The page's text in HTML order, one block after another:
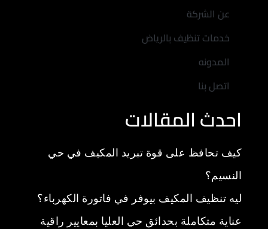
عن الشركة
خدمات تنظيف بالرياض
المدونه
اتصل بنا
احدث المقالات
كيف تحافظ على قوة تبريد المكيف في حي
النسيم؟
ليه تنظيف المكيف بيوفر في فاتورة الكهرباء؟
عناية متكاملة بحدائق حي العليا بمعايير راقية